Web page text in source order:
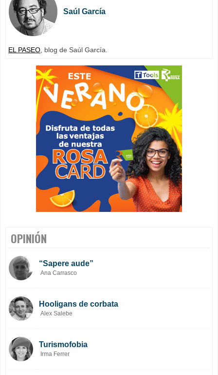
Saúl García
EL PASEO, blog de Saúl García.
OPINIÓN
“Sapere aude”
Ana Carrasco
Hooligans de corbata
Alex Salebe
Turismofobia
Irma Ferrer